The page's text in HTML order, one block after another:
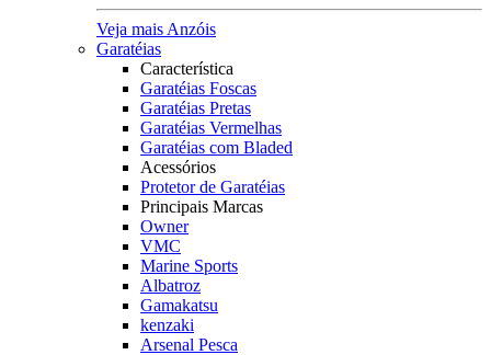
Veja mais Anzóis
Garatéias
Característica
Garatéias Foscas
Garatéias Pretas
Garatéias Vermelhas
Garatéias com Bladed
Acessórios
Protetor de Garatéias
Principais Marcas
Owner
VMC
Marine Sports
Albatroz
Gamakatsu
kenzaki
Arsenal Pesca